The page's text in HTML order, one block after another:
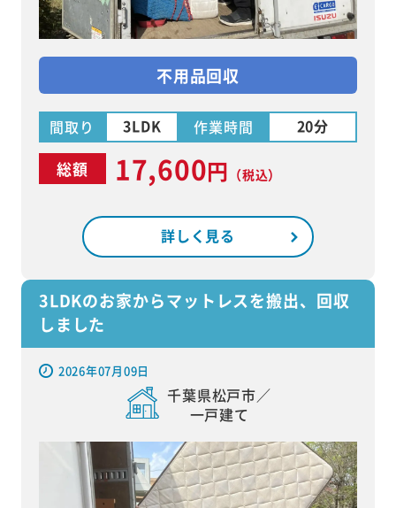
不用品回収
間取り 3LDK 作業時間 20分
総額 17,600円 （税込）
詳しく見る
3LDKのお家からマットレスを搬出、回収
しました
2026年07月09日
千葉県松戸市／
一戸建て